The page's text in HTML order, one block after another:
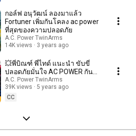
กอล์ฟ อนุวัฒน์ ลองมาแล้ว
Fortuner เพิ่มกันโคลง ac power
ที่สุดของความปลอดภัย
A.C. Power TwinArms
14K views
3 years ago
💥พี่บิณฑ์ พี่ไทด์ แนะนำ ขับขี่
ปลอดภัยมั่นใจ AC POWER กัน
โคลง โช๊คอัพ ช่วงล่าง MG
EXTENDER รถคู่ใจ❤️
A.C. Power TwinArms
39K views
5 years ago
CC